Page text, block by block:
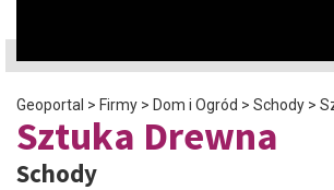
Geoportal > Firmy > Dom i Ogród > Schody >
Sztuka Drewna
Schody